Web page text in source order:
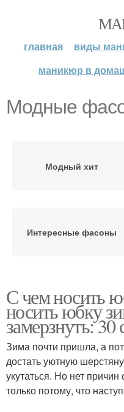
главная виды
маникюр в
Модные
Модный хит
Интересные фасоны
Модные модели
Стильные фасоны
С чем носить
носить юбку
замерзнуть:
Зима почти пришла, а
достать уютную
укутаться. Но нет причин
только потому, что